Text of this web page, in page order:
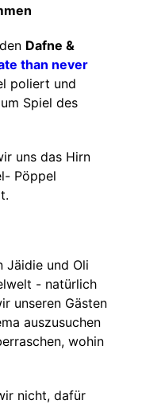
Dafne &
than never
poliert und
Spiel des
uns das Hirn
Pöppel
Jäidie und Oli
- natürlich
unseren Gästen
auszusuchen
wohin
nicht, dafür